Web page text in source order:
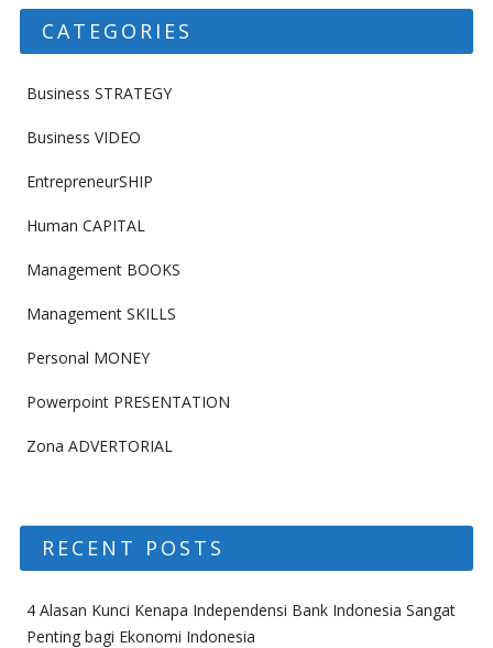
CATEGORIES
Business STRATEGY
Business VIDEO
EntrepreneurSHIP
Human CAPITAL
Management BOOKS
Management SKILLS
Personal MONEY
Powerpoint PRESENTATION
Zona ADVERTORIAL
RECENT POSTS
4 Alasan Kunci Kenapa Independensi Bank Indonesia Sangat
Penting bagi Ekonomi Indonesia